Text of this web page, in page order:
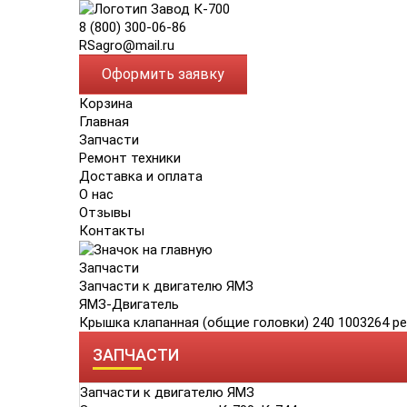
8 (800) 300-06-86
RSagro@mail.ru
Оформить заявку
Корзина
Главная
Запчасти
Ремонт техники
Доставка и оплата
О нас
Отзывы
Контакты
Запчасти
Запчасти к двигателю ЯМЗ
ЯМЗ-Двигатель
Крышка клапанная (общие головки) 240 1003264
ЗАПЧАСТИ
Запчасти к двигателю ЯМЗ